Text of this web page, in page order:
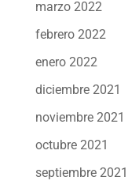
marzo 2022
febrero 2022
enero 2022
diciembre 2021
noviembre 2021
octubre 2021
septiembre 2021